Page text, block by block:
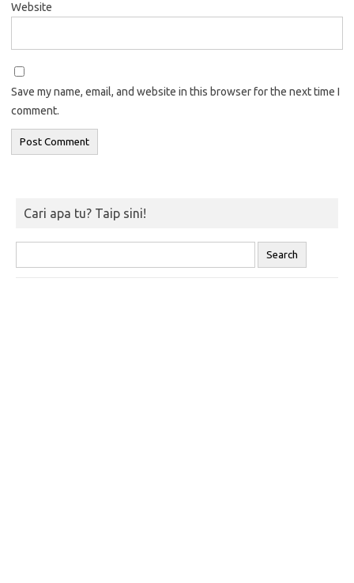
Website
Save my name, email, and website in this browser for the next time I
comment.
Cari apa tu? Taip sini!